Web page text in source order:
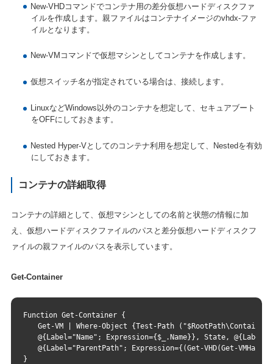
New-VHDコマンドでコンテナ用の差分仮想ハードディスクファ
イルを作成します。親ファイルはコンテナイメージのvhdx-ファ
イルとなります。
New-VMコマンドで仮想マシンとしてコンテナを作成します。
仮想スイッチ名が指定されている場合は、接続します。
LinuxなどWindows以外のコンテナを想定して、セキュアブート
をOFFにしておきます。
Nested Hyper-Vとしてのコンテナ利用を想定して、Nestedを有効
にしておきます。
コンテナの詳細取得
コンテナの詳細として、仮想マシンとしての名前と状態の情報に加
え、仮想ハードディスクファイルのパスと差分仮想ハードディスクフ
ァイルの親ファイルのパスを表示しています。
Get-Container
Function Get-Container {
Get-VM | Where-Object {Test-Path
@{Label="Name"; Expression={$_.Name}}, State,
@{Label="ParentPath"; Expression={(Get-VHD(Get-
}